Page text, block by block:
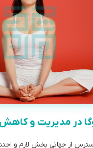
در مدیریت و
از جهاتی بخش لازم و